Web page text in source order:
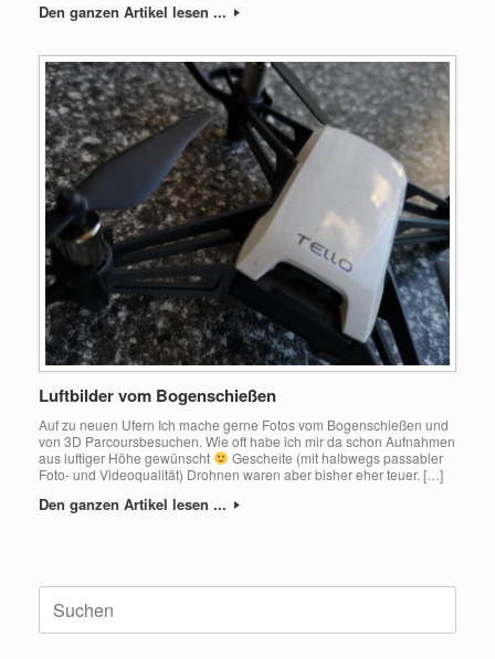
Den ganzen Artikel lesen ...
Luftbilder vom Bogenschießen
Auf zu neuen Ufern Ich mache gerne Fotos vom Bogenschießen und
von 3D Parcoursbesuchen. Wie oft habe ich mir da schon Aufnahmen
aus luftiger Höhe gewünscht
Gescheite (mit halbwegs passabler
Foto- und Videoqualität) Drohnen waren aber bisher eher teuer. […]
Den ganzen Artikel lesen ...
Suche
nach: